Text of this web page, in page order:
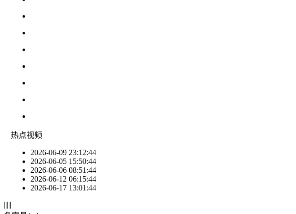
热点视频
2026-06-09 23:12:44
2026-06-05 15:50:44
2026-06-06 08:51:44
2026-06-12 06:15:44
2026-06-17 13:01:44
|||||